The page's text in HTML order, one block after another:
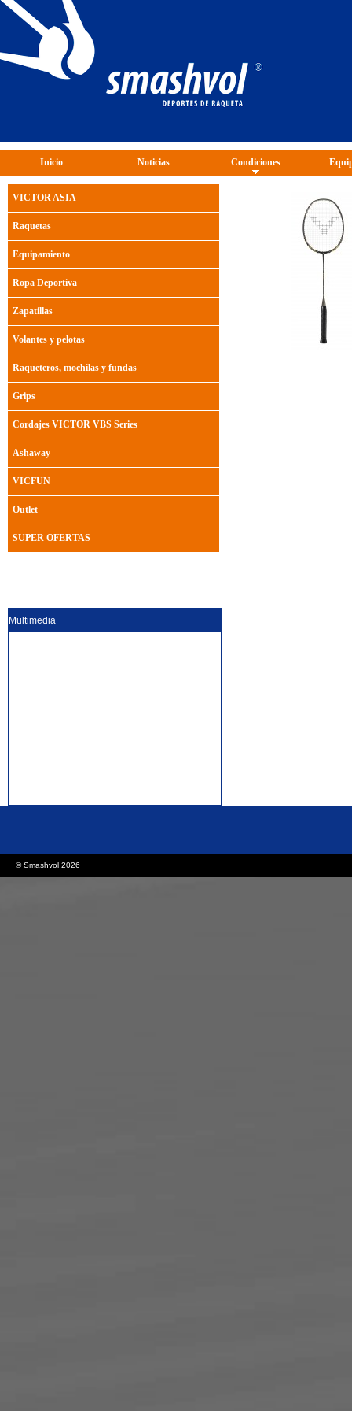
Inicio Noticias Condiciones
VICTOR ASIA
Raquetas
Equipamiento
Ropa Deportiva
Zapatillas
Volantes y pelotas
Raqueteros, mochilas y fundas
Grips
Cordajes VICTOR VBS Series
Ashaway
VICFUN
Outlet
SUPER OFERTAS
Multimedia
© Smashvol 2026